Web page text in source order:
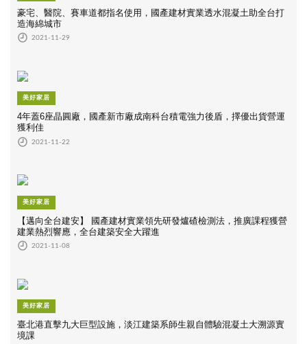
豪宅、醫院、賽車道都指名使用，國產建材實業透水混凝土助全台打
造海綿城市
2021-11-29
美好家居
4年蓋6座晶圓廠，國產新市廠成南科台積電強力後盾，擇優出貨營運
獲利佳
2021-11-22
美好家居
【邁向全台建安】 國產建材實業領先研發爐碴檢測法，推廣課程獲營
建業熱烈響應，全台建築安全大躍進
2021-11-08
美好家居
臺北港直擊九大巨型設施，淡江建築系師生親自體驗混凝土大溯源實
境課